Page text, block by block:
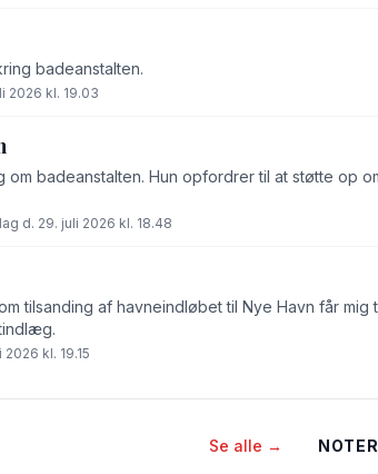
badeanstalten.
2026 kl. 19.03
badeanstalten. Hun opfordrer til at støtte op
d. 29. juli 2026 kl. 18.48
tilsanding af havneindløbet til Nye Havn får mig
kl. 19.15
Se alle → NOTER